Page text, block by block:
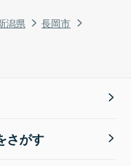
潟県
長岡市
さがす